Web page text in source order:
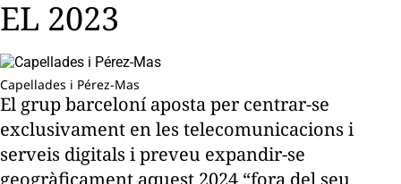
EL 2023
Capellades i Pérez-Mas
El grup barceloní aposta per centrar-se
exclusivament en les telecomunicacions i
serveis digitals i preveu expandir-se
geogràficament aquest 2024 “fora del seu